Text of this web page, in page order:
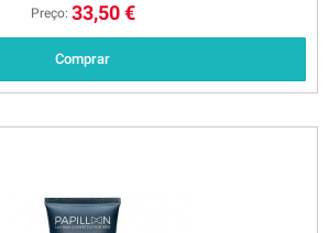
Preço: 33,50 €
Comprar